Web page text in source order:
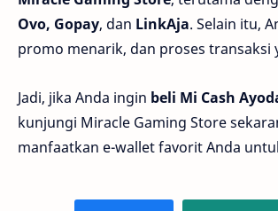
Ovo, Gopay, dan LinkAja. Selain itu,
promo menarik, dan proses transaksi
Jadi, jika Anda ingin beli Mi Cash
kunjungi Miracle Gaming Store
manfaatkan e-wallet favorit Anda